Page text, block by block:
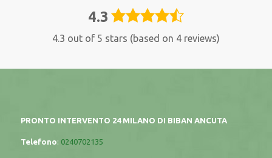
4.3 4,3
4.3 out of 5 stars (based on 4 reviews)
PRONTO INTERVENTO 24 MILANO DI BIBAN ANCUTA
Telefono: 0240702135